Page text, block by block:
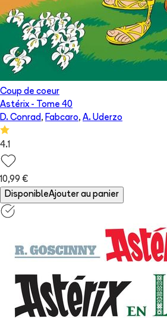
Coup de coeur
Astérix- Tome 40
D. Conrad, Fabcaro, A. Uderzo
4.1
10,99 €
DisponibleAjouter au panier